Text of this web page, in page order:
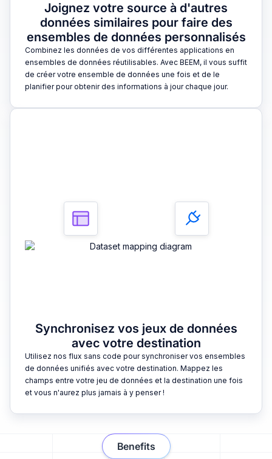
Joignez votre source à d'autres
données similaires pour faire des
ensembles de données personnalisés
Combinez les données de vos différentes applications en
ensembles de données réutilisables. Avec BEEM, il vous suffit
de créer votre ensemble de données une fois et de le
planifier pour obtenir des informations à jour chaque jour.
Synchronisez vos jeux de données
avec votre destination
Utilisez nos flux sans code pour synchroniser vos ensembles
de données unifiés avec votre destination. Mappez les
champs entre votre jeu de données et la destination une fois
et vous n'aurez plus jamais à y penser !
Benefits